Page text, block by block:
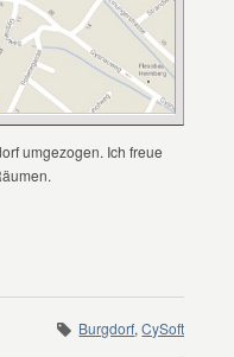
umgezogen. Ich freue
Burgdorf,CySoft